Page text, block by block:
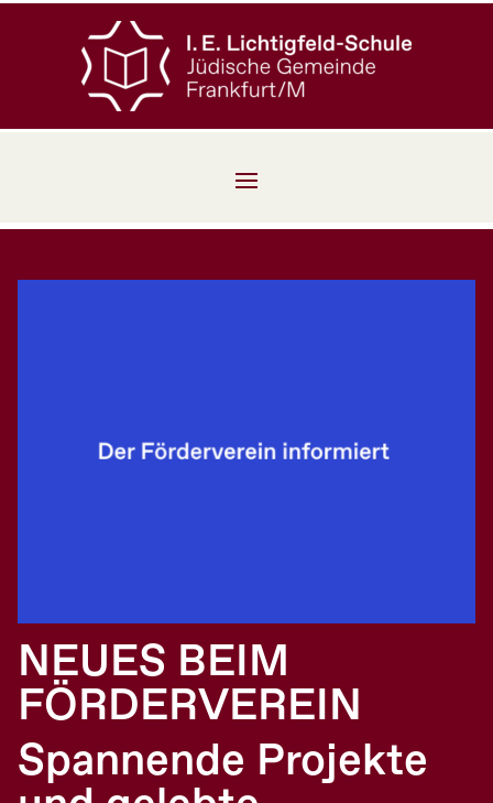
NEUES BEIM
FÖRDERVEREIN
Spannende Projekte